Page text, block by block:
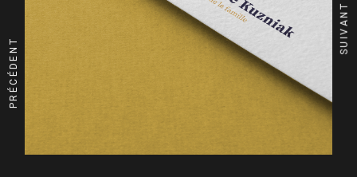
PRÉCÉDENT
SUIVANT